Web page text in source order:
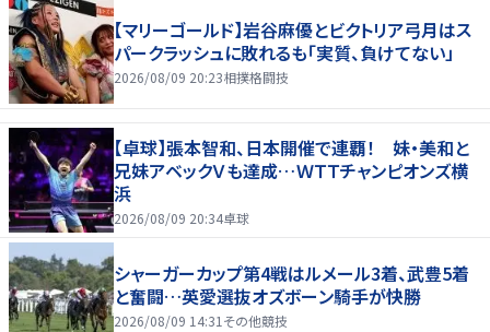
【マリーゴールド】岩谷麻優とビクトリア弓月はス
パークラッシュに敗れるも「実質、負けてない」
2026/08/09 20:23相撲格闘技
【卓球】張本智和、日本開催で連覇！ 妹・美和と
兄妹アベックＶも達成…ＷＴＴチャンピオンズ横
浜
2026/08/09 20:34卓球
シャーガーカップ第4戦はルメール3着、武豊5着
と奮闘…英愛選抜オズボーン騎手が快勝
2026/08/09 14:31 その他競技